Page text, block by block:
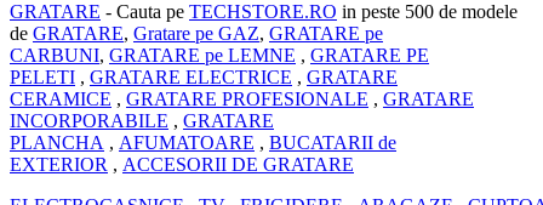
GRATARE - Cauta pe TECHSTORE.RO in peste 500 de modele
de GRATARE, Gratare pe GAZ, GRATARE pe
CARBUNI, GRATARE pe LEMNE , GRATARE PE
PELETI , GRATARE ELECTRICE , GRATARE
CERAMICE , GRATARE PROFESIONALE , GRATARE
INCORPORABILE , GRATARE
PLANCHA , AFUMATOARE , BUCATARII de
EXTERIOR , ACCESORII DE GRATARE